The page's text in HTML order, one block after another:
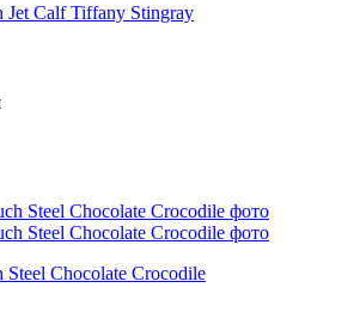
Jet Calf Tiffany Stingray
Steel Chocolate Crocodile